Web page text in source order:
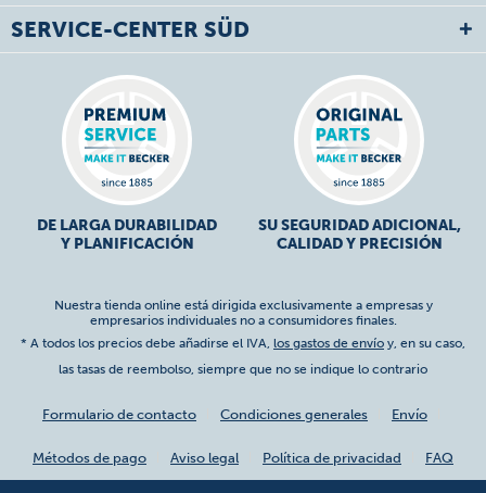
SERVICE-CENTER SÜD
DE LARGA DURABILIDAD
Y PLANIFICACIÓN
SU SEGURIDAD ADICIONAL,
CALIDAD Y PRECISIÓN
Nuestra tienda online está dirigida exclusivamente a empresas y
empresarios individuales no a consumidores finales.
* A todos los precios debe añadirse el IVA, los gastos de envío y, en su caso,
las tasas de reembolso, siempre que no se indique lo contrario
Formulario de contacto Condiciones generales Envío
Métodos de pago Aviso legal Política de privacidad FAQ